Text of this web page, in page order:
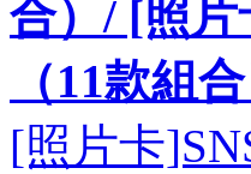
合）/ [照片
（11款組合
[照片卡